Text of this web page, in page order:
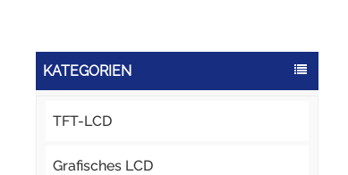
KATEGORIEN
TFT-LCD
Grafisches LCD